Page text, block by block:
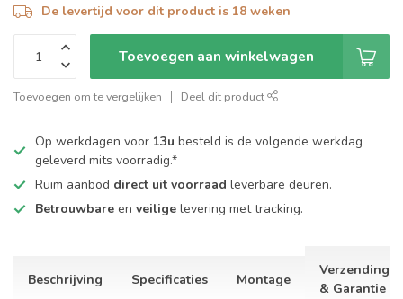
De levertijd voor dit product is 18 weken
Toevoegen aan winkelwagen
Toevoegen om te vergelijken Deel dit product
Op werkdagen voor 13u besteld is de volgende werkdag
geleverd mits voorradig.*
Ruim aanbod direct uit voorraad leverbare deuren.
Betrouwbare en veilige levering met tracking.
Beschrijving Specificaties Montage
Verzending
& Garantie